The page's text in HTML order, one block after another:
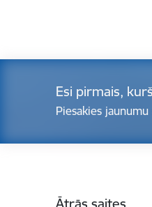
Esi pirmais,
Piesakies jaunumu
Ātrās saites